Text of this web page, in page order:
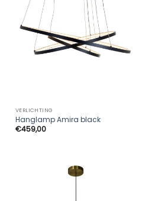
VERLICHTING
Hanglamp Amira black
€459,00